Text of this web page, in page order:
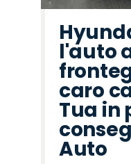
l'auto
caro
Tua in
Auto